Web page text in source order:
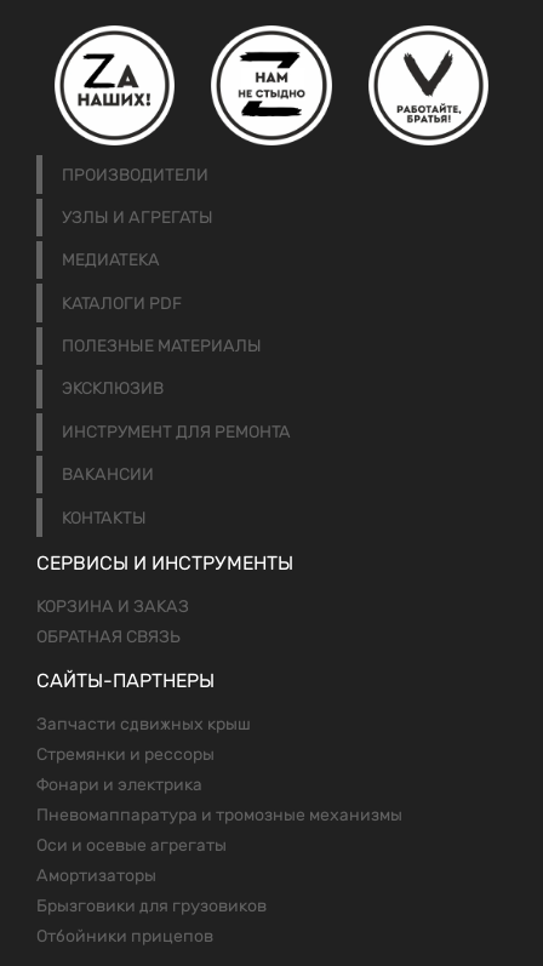
ПРОИЗВОДИТЕЛИ
УЗЛЫ И АГРЕГАТЫ
МЕДИАТЕКА
КАТАЛОГИ PDF
ПОЛЕЗНЫЕ МАТЕРИАЛЫ
ЭКСКЛЮЗИВ
ИНСТРУМЕНТ ДЛЯ РЕМОНТА
ВАКАНСИИ
КОНТАКТЫ
СЕРВИСЫ И ИНСТРУМЕНТЫ
КОРЗИНА И ЗАКАЗ
ОБРАТНАЯ СВЯЗЬ
САЙТЫ-ПАРТНЕРЫ
Запчасти сдвижных крыш
Стремянки и рессоры
Фонари и электрика
Пневомаппаратура и тромозные механизмы
Оси и осевые агрегаты
Амортизаторы
Брызговики для грузовиков
Отбойники прицепов